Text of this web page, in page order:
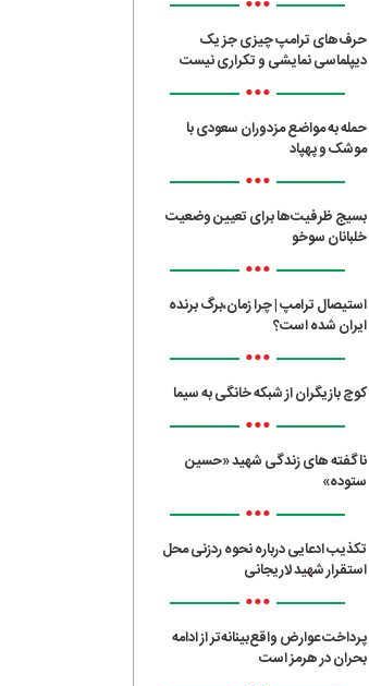
حرف‌های ترامپ چیزی جز یک
دیپلماسی نمایشی و تکراری نیست
•••
حمله به مواضع مزدوران سعودی با
موشک و پهپاد
•••
بسیج ظرفیت‌ها برای تعیین وضعیت
خلبانان سوخو
•••
استیصال ترامپ | چرا زمان،برگ برنده
ایران شده است؟
•••
کوچ بازیگران از شبکه خانگی به سیما
•••
ناگفته های زندگی شهید «حسین
ستوده»
•••
تکذیب ادعایی درباره نحوه ردزنی محل
استقرار شهید لاریجانی
•••
پرداخت عوارض واقع‌بینانه‌تر از ادامه
بحران در هرمز است